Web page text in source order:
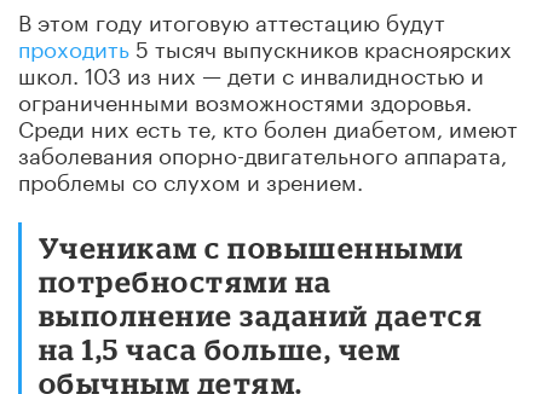
В этом году итоговую аттестацию будут
проходить5 тысяч выпускников красноярских
школ. 103 из них — дети с инвалидностью и
ограниченными возможностями здоровья.
Среди них есть те, кто болен диабетом, имеют
заболевания опорно-двигательного аппарата,
проблемы со слухом и зрением.
Ученикам с повышенными
потребностями на
выполнение заданий дается
на 1,5 часа больше, чем
обычным детям.